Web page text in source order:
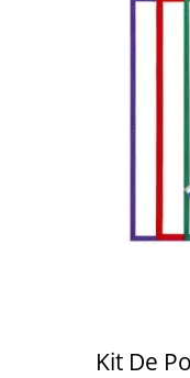
Kit De